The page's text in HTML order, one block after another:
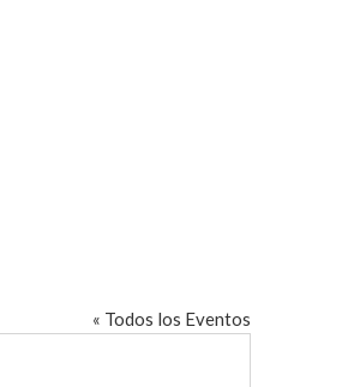
« Todos los Eventos